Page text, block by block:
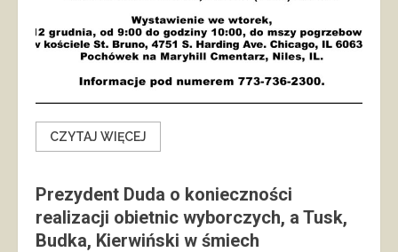
CZYTAJ WIĘCEJ
Prezydent Duda o konieczności
realizacji obietnic wyborczych, a Tusk,
Budka, Kierwiński w śmiech